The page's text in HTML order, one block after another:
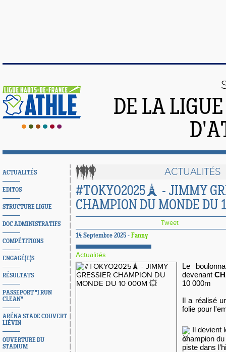
DE LA
ACTUALITÉS
EDITOS
STRUCTURE LIGUE
DOC ADMINISTRATIFS
COMPÉTITIONS
ENGAGÉ(E)S
RÉSULTATS
PASSEPORT "I RUN
CLEAN"
ARÉNA STADE COUVERT
LIÉVIN
OUVERTURE DU
STADIUM
ACTUALITÉS
#TOKYO2025🗼 - JIMMY
CHAMPION DU MONDE DU
Tweet
14 Septembre 2025 - Fanny
Actualités
Le
devenant
10 000m
Il a réalisé
folie pour
Il devient
champion
piste dans